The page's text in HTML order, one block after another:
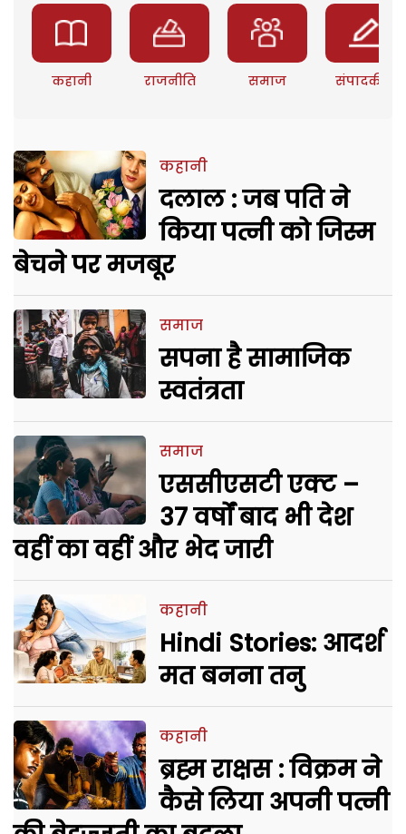
कहानी राजनीति समाज संपादकीय
कहानी
दलाल : जब पति ने
किया पत्नी को जिस्म
बेचने पर मजबूर
समाज
सपना है सामाजिक
स्वतंत्रता
समाज
एससीएसटी एक्ट –
37 वर्षों बाद भी देश
वहीं का वहीं और भेद जारी
कहानी
Hindi Stories: आदर्श
मत बनना तनु
कहानी
ब्रह्म राक्षस : विक्रम ने
कैसे लिया अपनी पत्नी